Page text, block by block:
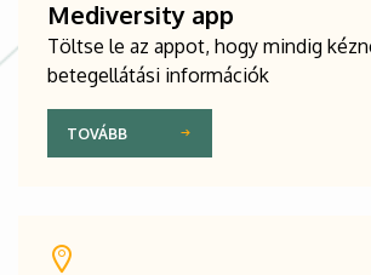
Mediversity app
Töltse le az appot, hogy mindig
betegellátási információk
TOVÁBB